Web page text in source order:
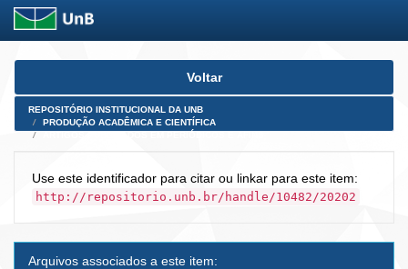
Skip
Voltar
REPOSITÓRIO INSTITUCIONAL DA UNB
PRODUÇÃO ACADÊMICA E CIENTÍFICA
Use este identificador para citar ou linkar para este item:
http://repositorio.unb.br/handle/10482/20202
Arquivos associados a este item: